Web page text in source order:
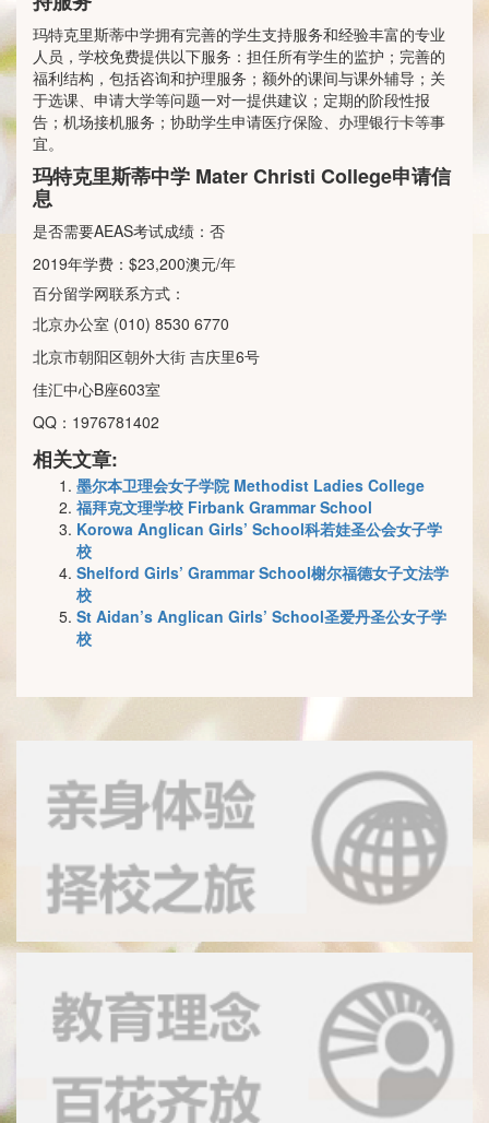
玛特克里斯蒂中学拥有完善的学生支持服务和经验丰富的专业
人员，学校免费提供以下服务：担任所有学生的监护；完善的
福利结构，包括咨询和护理服务；额外的课间与课外辅导；关
于选课、申请大学等问题一对一提供建议；定期的阶段性报
告；机场接机服务；协助学生申请医疗保险、办理银行卡等事
宜。
玛特克里斯蒂中学 Mater Christi College申请信
息
是否需要AEAS考试成绩：否
2019年学费：$23,200澳元/年
百分留学网联系方式：
北京办公室 (010) 8530 6770
北京市朝阳区朝外大街 吉庆里6号
佳汇中心B座603室
QQ：1976781402
相关文章:
墨尔本卫理会女子学院 Methodist Ladies College
福拜克文理学校 Firbank Grammar School
Korowa Anglican Girls’ School科若娃圣公会女子学
校
Shelford Girls’ Grammar School榭尔福德女子文法学
校
St Aidan’s Anglican Girls’ School圣爱丹圣公女子学
校